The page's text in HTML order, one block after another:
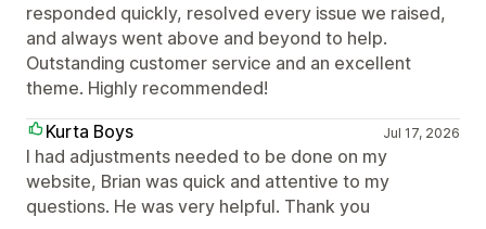
responded quickly, resolved every issue we raised,
and always went above and beyond to help.
Outstanding customer service and an excellent
theme. Highly recommended!
Kurta Boys
Jul 17, 2026
I had adjustments needed to be done on my
website, Brian was quick and attentive to my
questions. He was very helpful. Thank you